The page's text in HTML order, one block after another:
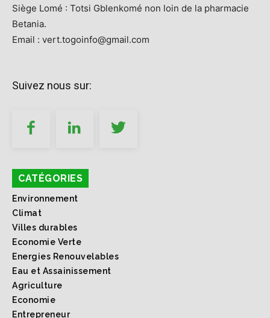
Siège Lomé : Totsi Gblenkomé non loin de la pharmacie
Betania.
Email : vert.togoinfo@gmail.com
Suivez nous sur:
CATÉGORIES
Environnement
Climat
Villes durables
Economie Verte
Energies Renouvelables
Eau et Assainissement
Agriculture
Economie
Entrepreneur